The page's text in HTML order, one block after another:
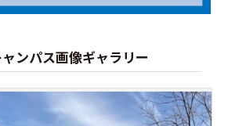
ャンパス画像ギャラリー